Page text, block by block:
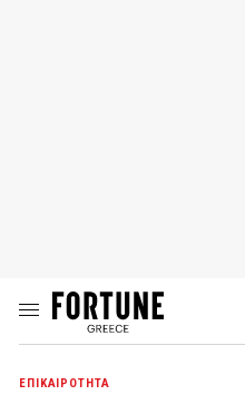
ΕΠΙΚΑΙΡΟΤΗΤΑ